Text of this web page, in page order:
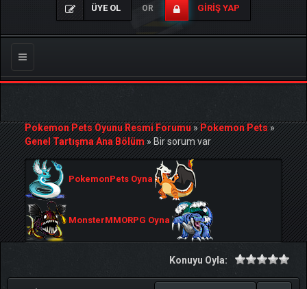
ÜYE OL OR GIRIŞ YAP
Gezinmeyi
Değiştir
Pokemon Pets Oyunu Resmi Forumu»Pokemon Pets»
Genel Tartışma Ana Bölüm»Bir sorum var
PokemonPets Oyna
MonsterMMORPG Oyna
Konuyu Oyla: